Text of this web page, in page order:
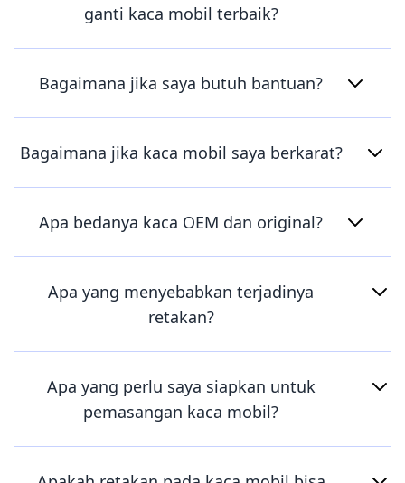
ganti kaca mobil terbaik?
Bagaimana jika saya butuh bantuan?
Bagaimana jika kaca mobil saya berkarat?
Apa bedanya kaca OEM dan original?
Apa yang menyebabkan terjadinya
retakan?
Apa yang perlu saya siapkan untuk
pemasangan kaca mobil?